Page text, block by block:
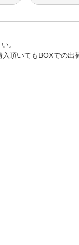
。
頂いてもBOXでの出